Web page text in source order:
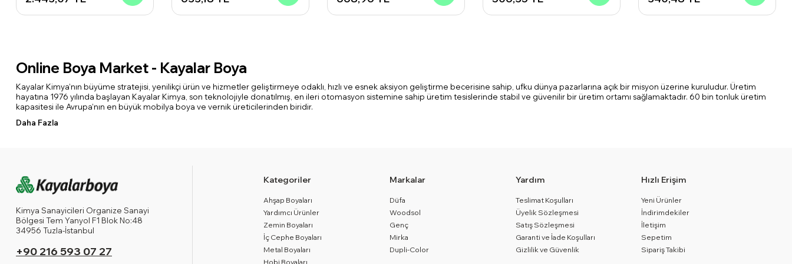
Online Boya Market - Kayalar Boya
Kayalar Kimya’nın büyüme stratejisi, yenilikçi ürün ve hizmetler geliştirmeye odaklı, hızlı ve esnek aksiyon geliştirme becerisine sahip, ufku dünya pazarlarına açık bir misyon üzerine kuruludur. Üretim
hayatına 1976 yılında başlayan Kayalar Kimya, son teknolojiyle donatılmış, en ileri otomasyon sistemine sahip üretim tesislerinde stabil ve güvenilir bir üretim ortamı sağlamaktadır. 60 bin tonluk üretim
kapasitesi ile Avrupa’nın en büyük mobilya boya ve vernik üreticilerinden biridir.
Daha Fazla
Kimya Sanayicileri Organize Sanayi
Bölgesi Tem Yanyol F1 Blok No:48
34956 Tuzla-İstanbul
+90 216 593 07 27
Kategoriler
Ahşap Boyaları
Yardımcı Ürünler
Zemin Boyaları
İç Cephe Boyaları
Metal Boyaları
Hobi Boyaları
Markalar
Düfa
Woodsol
Genç
Mirka
Dupli-Color
Yardım
Teslimat Koşulları
Üyelik Sözleşmesi
Satış Sözleşmesi
Garanti ve İade Koşulları
Gizlilik ve Güvenlik
Hızlı Erişim
Yeni Ürünler
İndirimdekiler
İletişim
Sepetim
Sipariş Takibi